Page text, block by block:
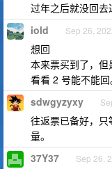
过年之后就没回
iold Sep 26,
想回
本来票买到了，但
看看 2 号能不能回
sdwgyzyxy
往返票已备好，
量。
37Y37 Sep 26,